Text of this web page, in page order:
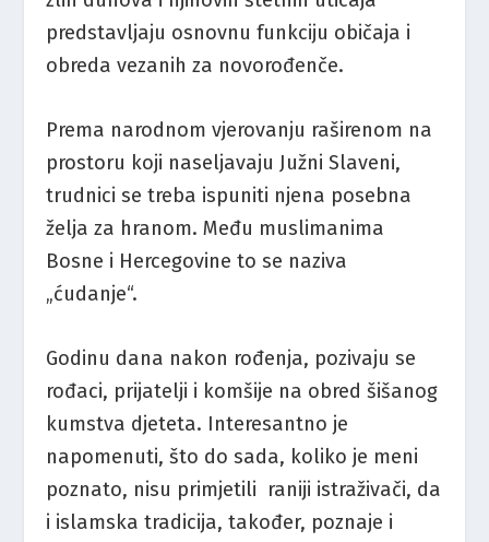
predstavljaju osnovnu funkciju običaja i
obreda vezanih za novorođenče.
Prema narodnom vjerovanju raširenom na
prostoru koji naseljavaju Južni Slaveni,
trudnici se treba ispuniti njena posebna
želja za hranom. Među muslimanima
Bosne i Hercegovine to se naziva
„ćudanje“.
Godinu dana nakon rođenja, pozivaju se
rođaci, prijatelji i komšije na obred šišanog
kumstva djeteta. Interesantno je
napomenuti, što do sada, koliko je meni
poznato, nisu primjetili raniji istraživači, da
i islamska tradicija, također, poznaje i